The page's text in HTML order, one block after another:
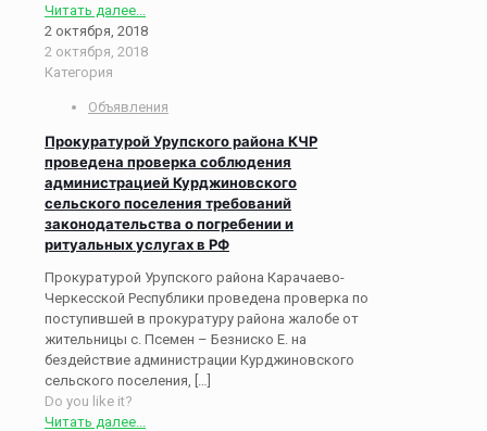
Читать далее...
2 октября, 2018
2 октября, 2018
Категория
Объявления
Прокуратурой Урупского района КЧР
проведена проверка соблюдения
администрацией Курджиновского
сельского поселения требований
законодательства о погребении и
ритуальных услугах в РФ
Прокуратурой Урупского района Карачаево-
Черкесской Республики проведена проверка по
поступившей в прокуратуру района жалобе от
жительницы с. Псемен – Безниско Е. на
бездействие администрации Курджиновского
сельского поселения,
Do you like it?
Читать далее...